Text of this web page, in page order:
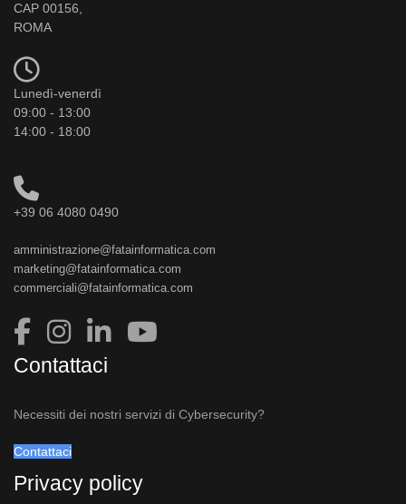
CAP 00156,
ROMA
Lunedì-venerdì
09:00 - 13:00
14:00 - 18:00
+39 06 4080 0490
amministrazione@fatainformatica.com
marketing@fatainformatica.com
commerciali@fatainformatica.com
Contattaci
Necessiti dei nostri servizi di Cybersecurity?
Contattaci
Privacy policy